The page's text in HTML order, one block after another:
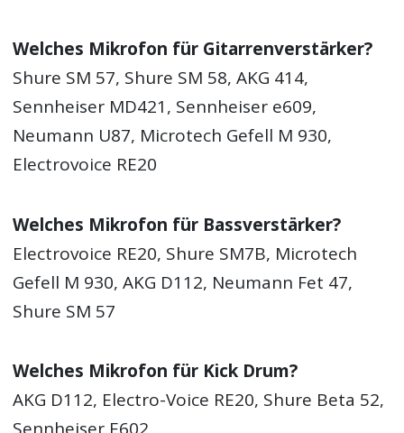
Welches Mikrofon für Gitarrenverstärker?
Shure SM 57, Shure SM 58, AKG 414,
Sennheiser MD421, Sennheiser e609,
Neumann U87, Microtech Gefell M 930,
Electrovoice RE20
Welches Mikrofon für Bassverstärker?
Electrovoice RE20, Shure SM7B, Microtech
Gefell M 930, AKG D112, Neumann Fet 47,
Shure SM 57
Welches Mikrofon für Kick Drum?
AKG D112, Electro-Voice RE20, Shure Beta 52,
Sennheiser E602